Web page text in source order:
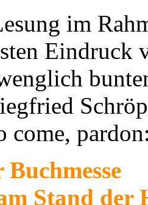
im
Eindruck
come,
Stand der